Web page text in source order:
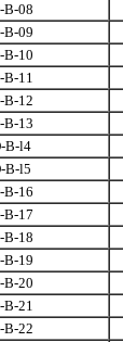
B-08
B-09
B-10
B-11
B-12
B-13
B-l4
B-l5
B-16
B-17
B-18
B-19
B-20
B-21
B-22